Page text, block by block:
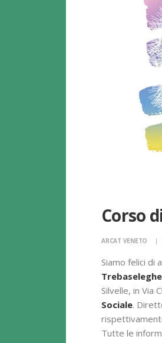
Corso
ARCAT VENETO
Siamo felici di
Trebaseleghe
Silvelle, in Via
Sociale.
Tutte le